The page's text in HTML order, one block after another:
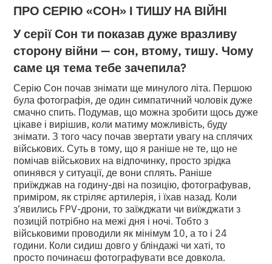
ПРО СЕРІЮ «СОН» І ТИШУ НА ВІЙНІ
У серії Сон ти показав дуже вразливу
сторону війни — сон, втому, тишу. Чому
саме ця тема тебе зачепила?
Серію Сон почав знімати ще минулого літа. Першою
була фотографія, де один симпатичний чоловік дуже
смачно спить. Подумав, що можна зробити щось дуже
цікаве і вирішив, коли матиму можливість, буду
знімати. З того часу почав звертати увагу на сплячих
військових. Суть в тому, що я раніше не те, що не
помічав військових на відпочинку, просто зрідка
опинявся у ситуації, де вони сплять. Раніше
приїжджав на годину-дві на позицію, фотографував,
приміром, як стріляє артилерія, і їхав назад. Коли
з’явились FPV-дрони, то заїжджати чи виїжджати з
позицій потрібно на межі дня і ночі. Тобто з
військовими проводили як мінімум 10, а то і 24
години. Коли сидиш довго у бліндажі чи хаті, то
просто починаєш фотографувати все довкола.